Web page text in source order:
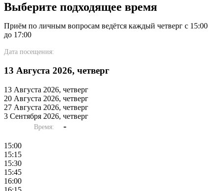
Выберите подходящее время
Приём по личным вопросам ведётся каждый четверг с 15:00
до 17:00
Дата посещения:
13 Августа 2026, четверг
13 Августа 2026, четверг
20 Августа 2026, четверг
27 Августа 2026, четверг
3 Сентября 2026, четверг
Время: -
15:00
15:15
15:30
15:45
16:00